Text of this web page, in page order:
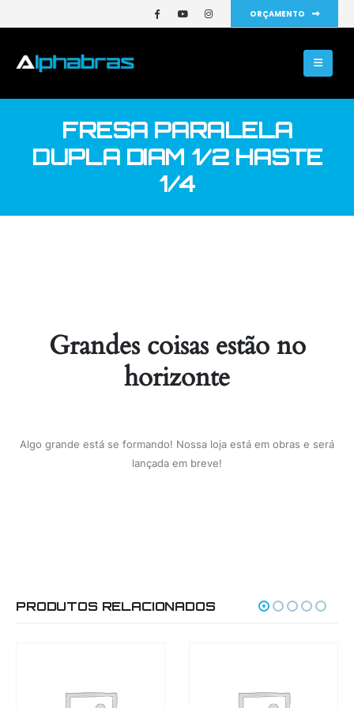
ORÇAMENTO
FRESA PARALELA
DUPLA DIAM 1/2 HASTE
1/4
Grandes coisas estão no
horizonte
Algo grande está se formando! Nossa loja está em obras e será
lançada em breve!
PRODUTOS RELACIONADOS